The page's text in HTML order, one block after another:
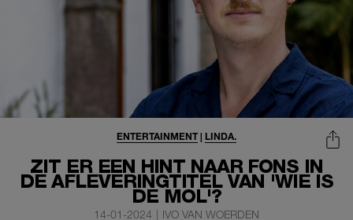
ZIT ER EEN HINT NAAR FONS IN
DE AFLEVERINGTITEL VAN 'WIE IS
DE MOL'?
ENTERTAINMENT | LINDA.
14-01-2024 | IVO VAN WOERDEN